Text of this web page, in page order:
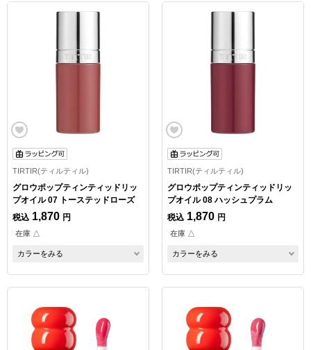
TIRTIR(ティルティル)
グロウポップティンティッドリッ
プオイル 07 トーステッドローズ
税込 1,870 円
在庫 △
カラーをみる
TIRTIR(ティルティル)
グロウポップティンティッドリッ
プオイル 08 ハッシュプラム
税込 1,870 円
在庫 △
カラーをみる